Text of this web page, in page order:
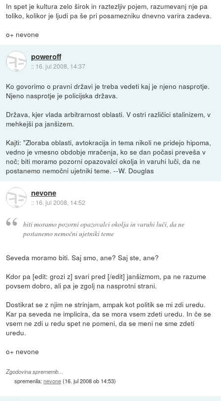
In spet je kultura zelo širok in raztezljiv pojem, razumevanj nje pa
toliko, kolikor je ljudi pa še pri posamezniku dnevno varira zadeva.
o+ nevone
poweroff
:: 16. jul 2008, 14:37
Ko govorimo o pravni državi je treba vedeti kaj je njeno nasprotje.
Njeno nasprotje je policijska država.
Država, kjer vlada arbitrarnost oblasti. V ostri različici stalinizem, v
mehkejši pa janšizem.
Kajti: "Zloraba oblasti, avtokracija in tema nikoli ne pridejo hipoma,
vedno je vmesno obdobje mračenja, ko se dan počasi preveša v
noč; biti moramo pozorni opazovalci okolja in varuhi luči, da ne
postanemo nemočni ujetniki teme. --W. Douglas
nevone
:: 16. jul 2008, 14:52
biti moramo pozorni opazovalci okolja in varuhi luči, da ne
postanemo nemočni ujetniki teme
Seveda moramo biti. Saj smo, ane? Saj ste, ane?
Kdor pa [edit: grozi z] svari pred [/edit] janšizmom, pa ne razume
povsem dobro, ali pa je zgolj na nasprotni strani.
Dostikrat se z njim ne strinjam, ampak kot politik se mi zdi uredu.
Kar pa seveda ne implicira, da se mora vsem zdeti uredu. In če se
vsem ne zdi u redu spet ne pomeni, da se meni ne sme zdeti
uredu.
o+ nevone
Zgodovina sprememb…
spremenila:nevone(16. jul 2008 ob 14:53)